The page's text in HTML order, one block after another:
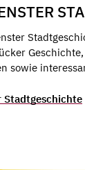
sowie
Stadtgeschichte